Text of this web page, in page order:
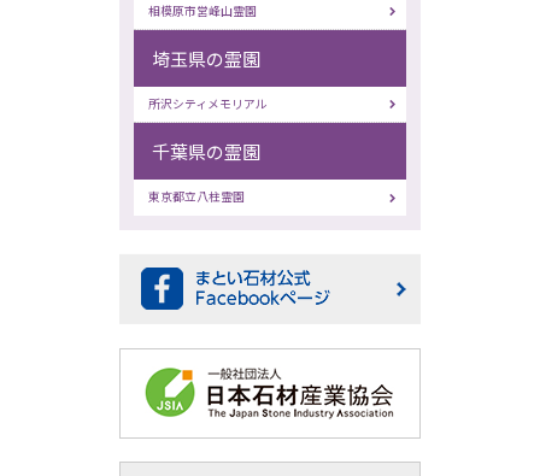
相模原市営峰山霊園
埼玉県の霊園
所沢シティメモリアル
千葉県の霊園
東京都立八柱霊園